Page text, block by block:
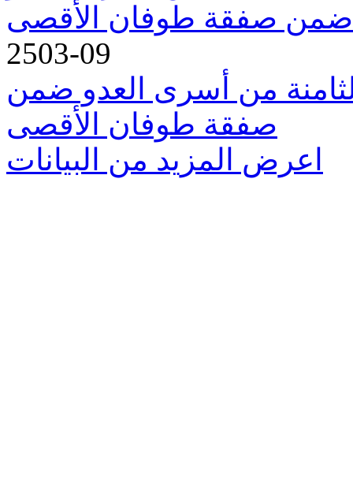
ضمن صفقة طوفان الأقصى
2503-09
من أسرى العدو ضمن
صفقة طوفان الأقصى
اعرض المزيد من البيانات